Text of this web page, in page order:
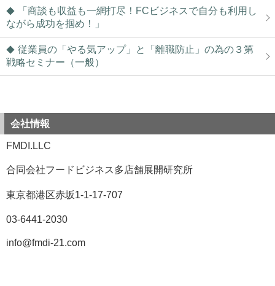
「商談も収益も一網打尽！FCビジネスで自分も利用し
ながら成功を掴め！」
従業員の「やる気アップ」と「離職防止」の為の３第
戦略セミナー（一般）
会社情報
FMDI.LLC
合同会社フードビジネス多店舗展開研究所
東京都港区赤坂1-1-17-707
03-6441-2030
info@fmdi-21.com